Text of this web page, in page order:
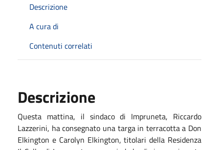
Descrizione
A cura di
Contenuti correlati
Descrizione
Questa mattina, il sindaco di Impruneta, Riccardo
Lazzerini, ha consegnato una targa in terracotta a Don
Elkington e Carolyn Elkington, titolari della Residenza